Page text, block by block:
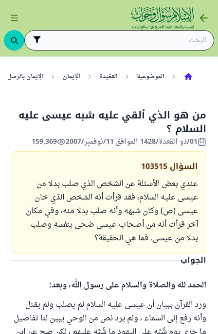
الموضوعية العقيدة الإيمان الإيمان بالرسل
من هو الذي ألقي عليه شبه عيسى عليه
السلام ؟
01/ذو القعدة/1428 الموافق 11/نوفمبر/2007 159,369
السؤال 103515
عندي بعض الأسئلة عن الشخص الذي صلب بدلا من
عيسى عليه السلام، فقد قرأت أنه الشخص الذي خان
عيسى (ص) وكان شبهه وأنه صلب بدلا منه، وفي مكان
آخر قرأت أنه من أصحاب عيسى ضحى بنفسه وصلب
بدلا من عيسى. فما هي الحقيقة؟
الجواب
الحمد لله والصلاة والسلام على رسول الله، وبعد:
ورد القرآن ببيان أن عيسى عليه السلام لم يصلب ولم يقتل
وأنه رفع إلى السماء ، ولم يرد نص من الوحي يبين لنا تفاصيل